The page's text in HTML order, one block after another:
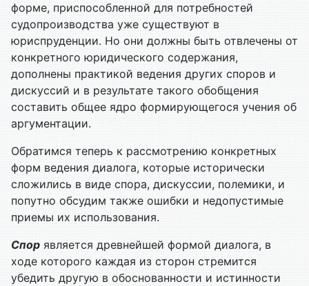
форме, приспособленной для потребностей
судопроизводства уже существуют в
юриспруденции. Но они должны быть отвлечены от
конкретного юридического содержания,
дополнены практикой ведения других споров и
дискуссий и в результате такого обобщения
составить общее ядро формирующегося учения об
аргументации.
Обратимся теперь к рассмотрению конкретных
форм ведения диалога, которые исторически
сложились в виде спора, дискуссии, полемики, и
попутно обсудим также ошибки и недопустимые
приемы их использования.
Спор является древнейшей формой диалога, в
ходе которого каждая из сторон стремится
убедить другую в обоснованности и истинности